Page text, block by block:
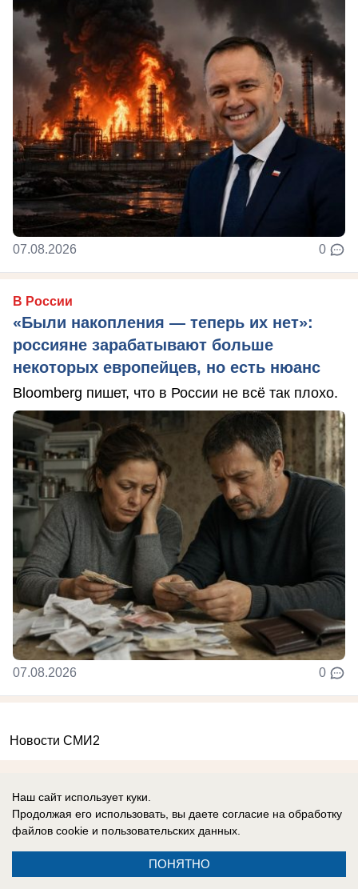
07.08.2026 0
В России
«Были накопления — теперь их нет»:
россияне зарабатывают больше
некоторых европейцев, но есть нюанс
Bloomberg пишет, что в России не всё так плохо.
07.08.2026 0
Новости СМИ2
Наш сайт использует куки.
Продолжая его использовать, вы даете согласие на обработку
файлов cookie и пользовательских данных.
ПОНЯТНО